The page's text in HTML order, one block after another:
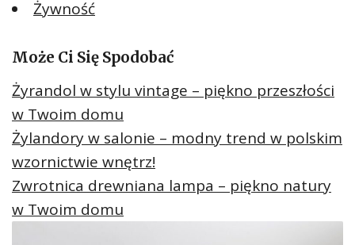
Żywność
Może Ci Się Spodobać
Żyrandol w stylu vintage – piękno przeszłości
w Twoim domu
Żylandory w salonie – modny trend w polskim
wzornictwie wnętrz!
Zwrotnica drewniana lampa – piękno natury
w Twoim domu